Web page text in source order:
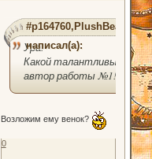
#p164760,PlushBear
написал(а):
Ура!
Какой талантливый
автор работы №1!
Возложим ему венок?
0